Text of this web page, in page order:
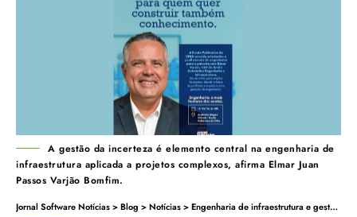
A gestão da incerteza é elemento central na engenharia de
infraestrutura aplicada a projetos complexos, afirma Elmar Juan
Passos Varjão Bomfim.
Jornal Software Notícias>Blog >Notícias>Engenharia de infraestrutura e gestão da incerteza em projetos complexos segundo Elmar Juan Passos Varjão Bomfim